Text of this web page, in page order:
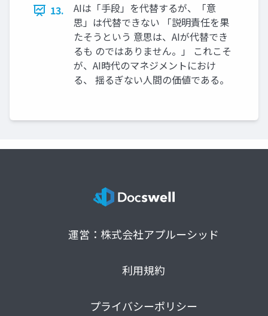
13.
AIは「手段」を代替するが、「意
思」は代替できない 「説明責任を果
たそうという 意思は、AIが代替でき
るも のではありません。」 これこそ
が、AI時代のマネジメントにおけ
る、 揺るぎない人間の価値である。
運営：株式会社アプルーシッド
利用規約
プライバシーポリシー